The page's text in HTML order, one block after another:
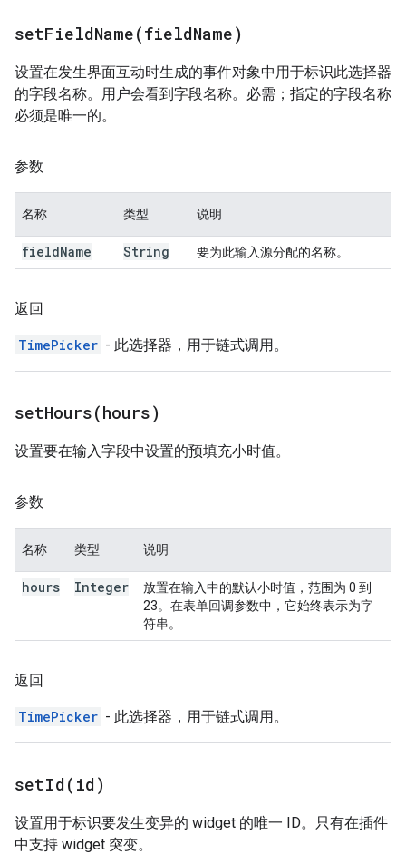
setFieldName(fieldName)
设置在发生界面互动时生成的事件对象中用于标识此选择器
的字段名称。用户会看到字段名称。必需；指定的字段名称
必须是唯一的。
参数
名称 类型 说明
fieldName String 要为此输入源分配的名称。
返回
TimePicker - 此选择器，用于链式调用。
setHours(hours)
设置要在输入字段中设置的预填充小时值。
参数
名称 类型 说明
hours Integer
放置在输入中的默认小时值，范围为 0 到
23。在表单回调参数中，它始终表示为字
符串。
返回
TimePicker - 此选择器，用于链式调用。
setId( id)
设置用于标识要发生变异的 widget 的唯一 ID。只有在插件
中支持 widget 突变。